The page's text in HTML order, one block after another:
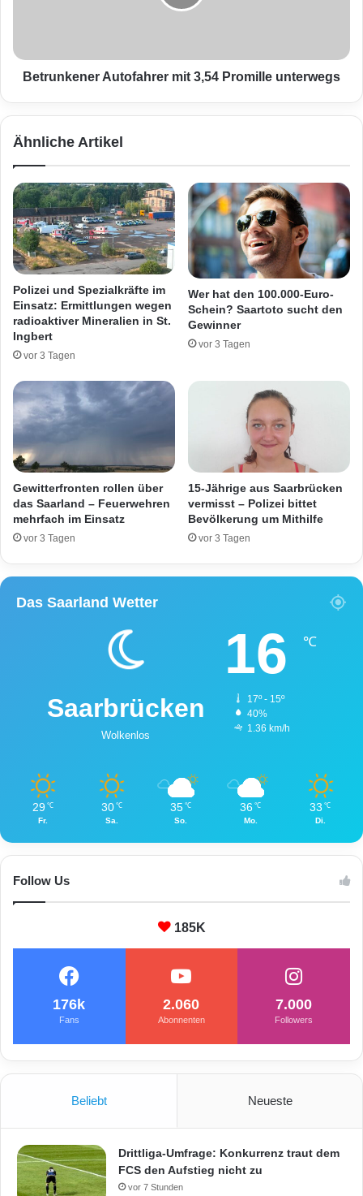
a
t
ü
c
k
l
i
h
m
A
s
g
n
g
n
t
a
h
r
e
r
i
3
,
4
P
o
m
i
l
l
e
u
Betrunkener Autofahrer mit 3,54 Promille unterwegs
Ähnliche Artikel
Polizei und Spezialkräfte im
Einsatz: Ermittlungen wegen
radioaktiver Mineralien in St.
Ingbert
vor 3 Tagen
Wer hat den 100.000-Euro-
Schein? Saartoto sucht den
Gewinner
vor 3 Tagen
Gewitterfronten rollen über
das Saarland – Feuerwehren
mehrfach im Einsatz
vor 3 Tagen
15-Jährige aus Saarbrücken
vermisst – Polizei bittet
Bevölkerung um Mithilfe
vor 3 Tagen
Das Saarland Wetter
Saarbrücken
Wolkenlos
16 ℃
17º - 15º
40%
1.36 km/h
29 ℃
Fr.
30 ℃
Sa.
35 ℃
So.
36 ℃
Mo.
33 ℃
Di.
Follow Us
185K
176k
Fans
2.060
Abonnenten
7.000
Followers
Beliebt Neueste
Drittliga-Umfrage: Konkurrenz traut dem
FCS den Aufstieg nicht zu
vor 7 Stunden